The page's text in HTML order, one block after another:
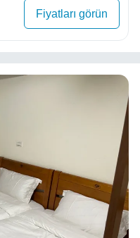
Fiyatları görün